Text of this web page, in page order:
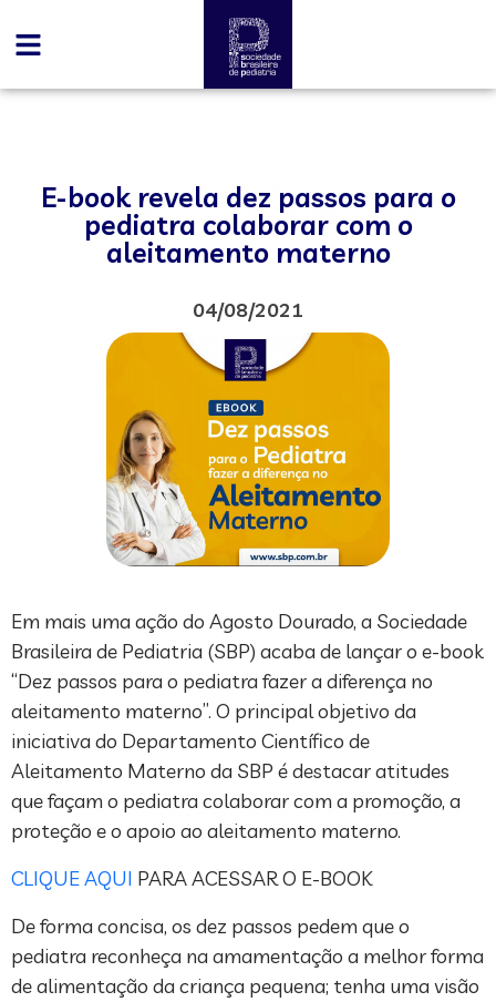
E-book revela dez passos para o
pediatra colaborar com o
aleitamento materno
04/08/2021
Em mais uma ação do Agosto Dourado, a Sociedade
Brasileira de Pediatria (SBP) acaba de lançar o e-book
“Dez passos para o pediatra fazer a diferença no
aleitamento materno”. O principal objetivo da
iniciativa do Departamento Científico de
Aleitamento Materno da SBP é destacar atitudes
que façam o pediatra colaborar com a promoção, a
proteção e o apoio ao aleitamento materno.
CLIQUE AQUI PARA ACESSAR O E-BOOK
De forma concisa, os dez passos pedem que o
pediatra reconheça na amamentação a melhor forma
de alimentação da criança pequena; tenha uma visão